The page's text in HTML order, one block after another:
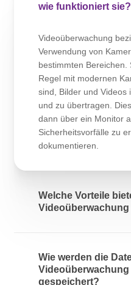
wie funktioniert sie?
Videoüberwachung
Verwendung von
bestimmten
Regel mit modernen
sind, Bilder und Videos
und zu übertragen.
dann über ein Monitor
Sicherheitsvorfälle zu
dokumentieren.
Welche Vorteile
Vorteile, wie die
öffentlichen und
Installation von IP-
Wie werden die
Videoüberwachung
gespeichert?